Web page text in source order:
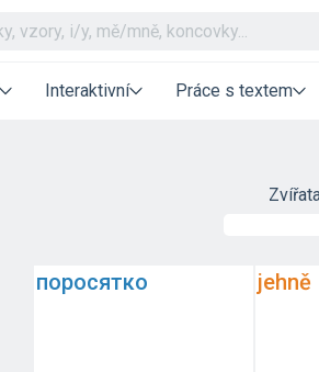
Interaktivní Práce s textem
поросятко jehně